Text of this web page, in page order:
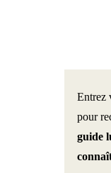
Julien
et
Entrez
pour
guide